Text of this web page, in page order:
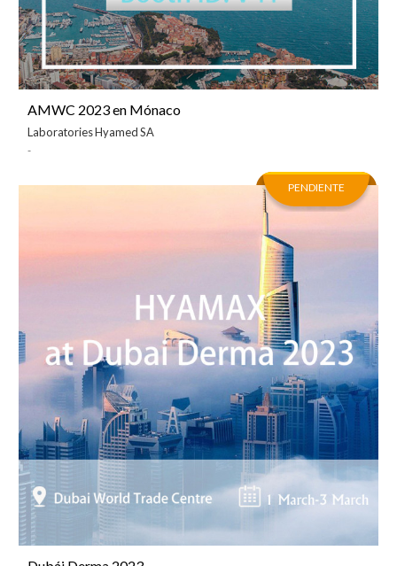
AMWC 2023 en Mónaco
Laboratories Hyamed SA
-
PENDIENTE